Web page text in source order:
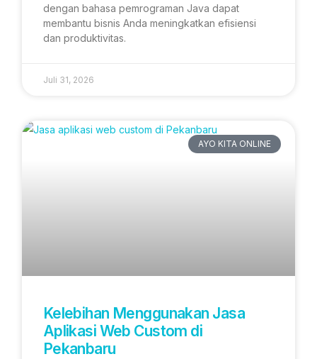
dengan bahasa pemrograman Java dapat
membantu bisnis Anda meningkatkan efisiensi
dan produktivitas.
Juli 31, 2026
AYO KITA ONLINE
Kelebihan Menggunakan Jasa
Aplikasi Web Custom di
Pekanbaru